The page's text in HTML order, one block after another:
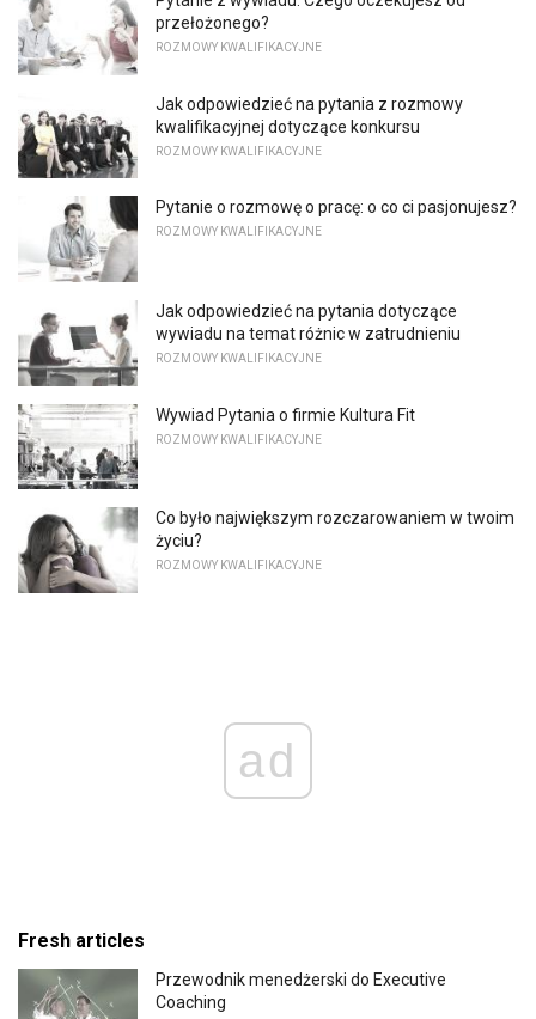
przełożonego?
ROZMOWY KWALIFIKACYJNE
Jak odpowiedzieć na pytania z rozmowy
kwalifikacyjnej dotyczące konkursu
ROZMOWY KWALIFIKACYJNE
Pytanie o rozmowę o pracę: o co ci pasjonujesz?
ROZMOWY KWALIFIKACYJNE
Jak odpowiedzieć na pytania dotyczące
wywiadu na temat różnic w zatrudnieniu
ROZMOWY KWALIFIKACYJNE
Wywiad Pytania o firmie Kultura Fit
ROZMOWY KWALIFIKACYJNE
Co było największym rozczarowaniem w twoim
życiu?
ROZMOWY KWALIFIKACYJNE
ad
Fresh articles
Przewodnik menedżerski do Executive
Coaching